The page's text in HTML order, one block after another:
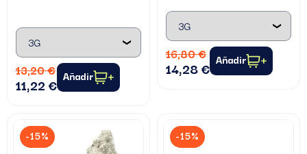
13,20 €
11,22 € Añadir
16,80 €
14,28 € Añadir
-15% -15%